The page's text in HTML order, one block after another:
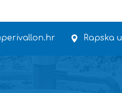
Rapska